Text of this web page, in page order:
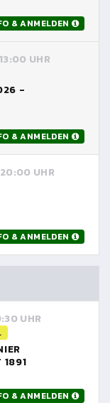
& ANMELDEN
UHR
-
& ANMELDEN
UHR
& ANMELDEN
UHR
& ANMELDEN